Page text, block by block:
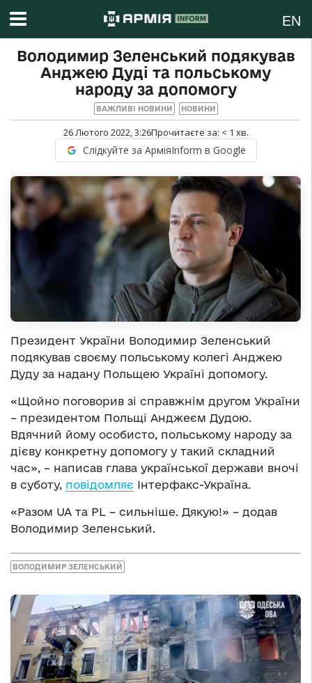
EN
Володимир Зеленський подякував
Анджею Дуді та польському
народу за допомогу
ВАЖЛИВІ НОВИНИ НОВИНИ
26 Лютого 2022, 3:26Прочитаєте за: < 1 хв.
Слідкуйте за АрміяInform в Google
Президент України Володимир Зеленський
подякував своєму польському колегі Анджею
Дуду за надану Польщею Україні допомогу.
«Щойно поговорив зі справжнім другом України
– президентом Польщі Анджеєм Дудою.
Вдячний йому особисто, польському народу за
дієву конкретну допомогу у такий складний
час», – написав глава української держави вночі
в суботу, повідомляє Інтерфакс-Україна.
«Разом UA та PL – сильніше. Дякую!» – додав
Володимир Зеленський.
ВОЛОДИМИР ЗЕЛЕНСЬКИЙ